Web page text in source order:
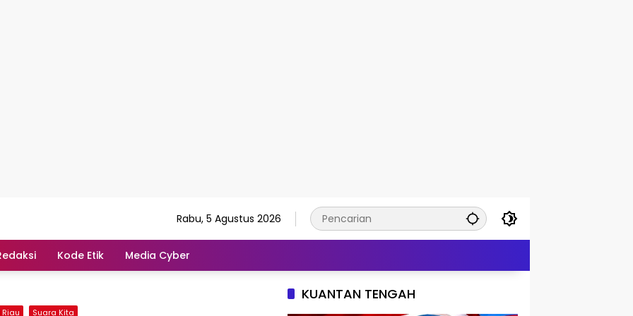
Rabu, 5 Agustus 2026
Kode Etik Media Cyber
Riau Suara Kita
KUANTAN TENGAH